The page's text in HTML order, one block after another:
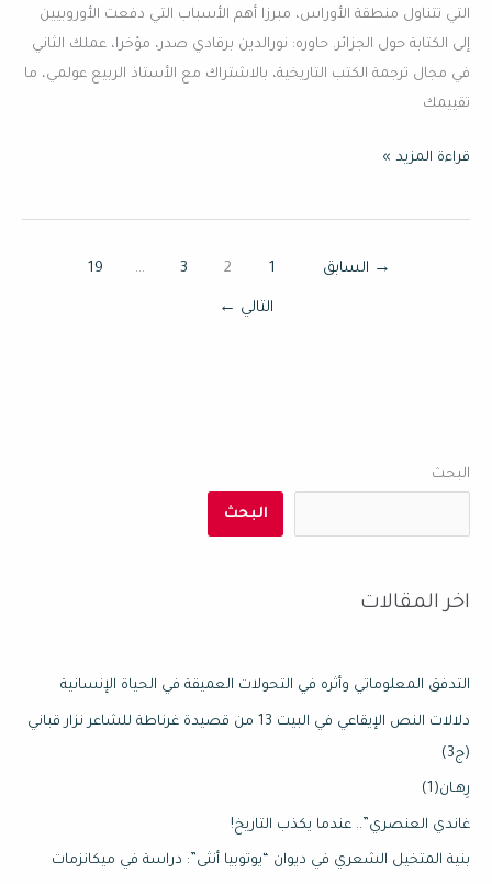
التي تتناول منطقة الأوراس، مبرزا أهم الأسباب التي دفعت الأوروبيين
إلى الكتابة حول الجزائر. حاوره: نورالدين برقادي صدر، مؤخرا، عملك الثاني
في مجال ترجمة الكتب التاريخية، بالاشتراك مع الأستاذ الربيع عولمي، ما
تقييمك
“
قراءة المزيد »
→ السابق 1
2
3
…
19
التالي ←
البحث
البحث
اخر المقالات
التدفق المعلوماتي وأثره في التحولات العميقة في الحياة الإنسانية
دلالات النص الإيقاعي في البيت 13 من قصيدة غرناطة للشاعر نزار قباني
(ج3)
رِهـان(1)
غاندي العنصري”.. عندما يكذب التاريخ!
بنية المتخيل الشعري في ديوان “يوتوبيا أنثى”: دراسة في ميكانزمات